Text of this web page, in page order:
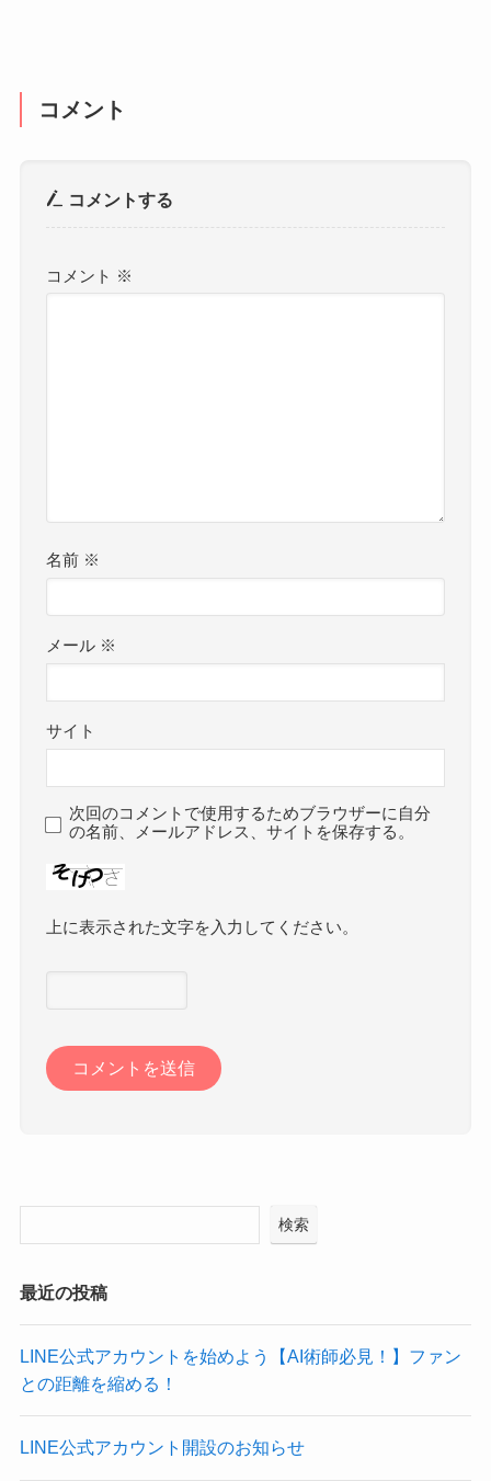
コメント
コメントする
コメント ※
名前 ※
メール ※
サイト
次回のコメントで使用するためブラウザーに自分
の名前、メールアドレス、サイトを保存する。
上に表示された文字を入力してください。
検索
最近の投稿
LINE公式アカウントを始めよう【AI術師必見！】ファン
との距離を縮める！
LINE公式アカウント開設のお知らせ